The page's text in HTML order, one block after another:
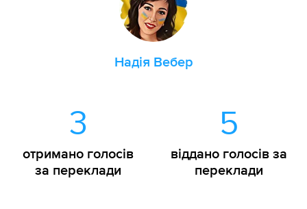
Надія Вебер
3
отримано голосів
за переклади
5
віддано голосів за
переклади